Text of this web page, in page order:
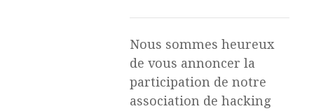
Nous sommes heureux
de vous annoncer la
participation de notre
association de hacking